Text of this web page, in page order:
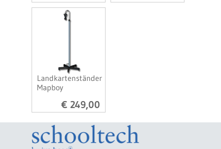
Landkartenständer
Mapboy
€ 249,00